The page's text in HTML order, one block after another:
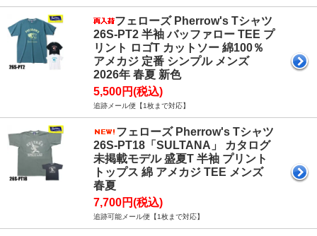
フェローズ Pherrow's Tシャツ
26S-PT2 半袖 バッファロー TEE プ
リント ロゴT カットソー 綿100％
アメカジ 定番 シンプル メンズ
2026年 春夏 新色
5,500円(税込)
追跡メール便【1枚まで対応】
フェローズ Pherrow's Tシャツ
26S-PT18「SULTANA」 カタログ
未掲載モデル 盛夏T 半袖 プリント
トップス 綿 アメカジ TEE メンズ
春夏
7,700円(税込)
追跡可能メール便【1枚まで対応】